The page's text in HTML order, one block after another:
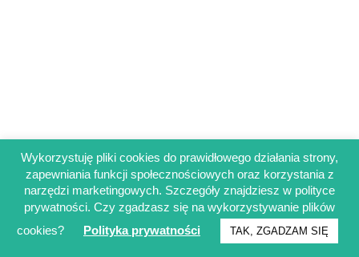
Regulamin sklepu
Polityka prywatności
Obowiązek informacyjny RODO
© Francuskinotesik.pl 2025
Wykorzystuję pliki cookies do prawidłowego działania strony,
zapewniania funkcji społecznościowych oraz korzystania z
narzędzi marketingowych. Szczegóły znajdziesz w polityce
prywatności. Czy zgadzasz się na wykorzystywanie plików
cookies?
Polityka prywatności TAK, ZGADZAM SIĘ